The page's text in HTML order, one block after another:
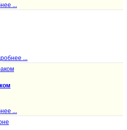
...
...
...